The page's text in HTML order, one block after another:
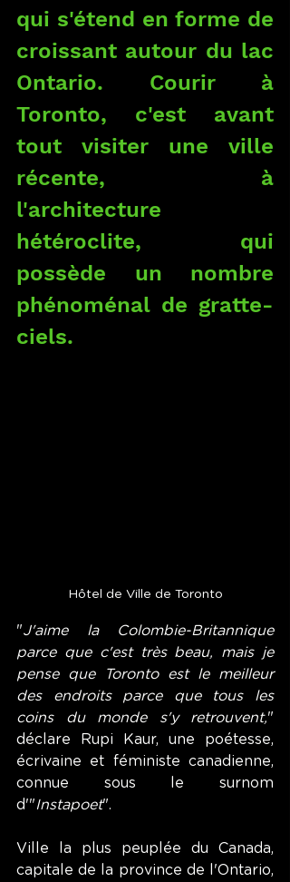
qui s'étend en forme de
croissant autour du lac
Ontario. Courir à
Toronto, c'est avant
tout visiter une ville
récente, à
l'architecture
hétéroclite, qui
possède un nombre
phénoménal de gratte-
ciels.
Hôtel de Ville de Toronto
"J'aime la Colombie-Britannique
parce que c'est très beau, mais je
pense que Toronto est le meilleur
des endroits parce que tous les
coins du monde s'y retrouvent,"
déclare Rupi Kaur, une poétesse,
écrivaine et féministe canadienne,
connue sous le surnom
d'"Instapoet".
Ville la plus peuplée du Canada,
capitale de la province de l'Ontario,